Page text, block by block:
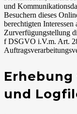
und
Besuchern dieses
berechtigten
Zurverfügungstellung
f DSGVO i.V.m. Art.
und